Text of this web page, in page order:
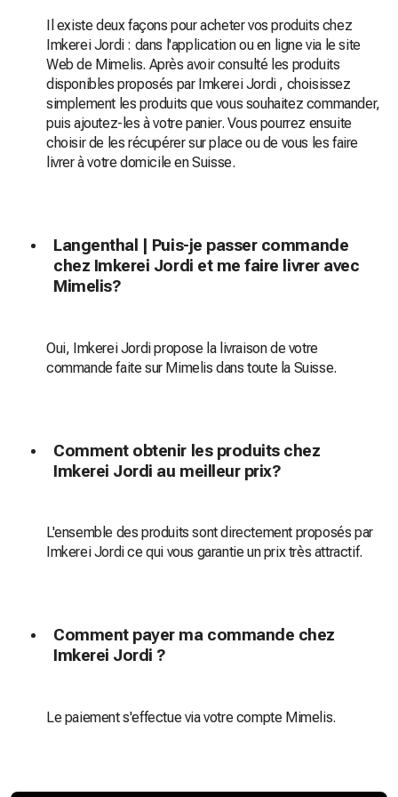
Il existe deux façons pour acheter vos produits chez
Imkerei Jordi : dans l'application ou en ligne via le site
Web de Mimelis. Après avoir consulté les produits
disponibles proposés par Imkerei Jordi , choisissez
simplement les produits que vous souhaitez commander,
puis ajoutez-les à votre panier. Vous pourrez ensuite
choisir de les récupérer sur place ou de vous les faire
livrer à votre domicile en Suisse.
Langenthal | Puis-je passer commande
chez Imkerei Jordi et me faire livrer avec
Mimelis?
Oui, Imkerei Jordi propose la livraison de votre
commande faite sur Mimelis dans toute la Suisse.
Comment obtenir les produits chez
Imkerei Jordi au meilleur prix?
L'ensemble des produits sont directement proposés par
Imkerei Jordi ce qui vous garantie un prix très attractif.
Comment payer ma commande chez
Imkerei Jordi ?
Le paiement s'effectue via votre compte Mimelis.